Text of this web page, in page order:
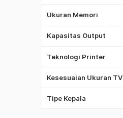
Ukuran Memori
32GB
Kapasitas Output
550W
Teknologi Printer
Dot Matrix
Thermal Printer
Kesesuaian Ukuran TV
32"
60"
Tipe Kepala
Obeng Set